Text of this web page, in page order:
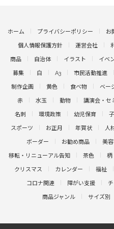
ホーム プライバシーポリシー お
個人情報保護方針 運営会社
商品 自治体 イラスト イベ
募集 白 A3 市民活動推進
制作企画 黄色 食べ物 ベー
赤 水玉 動物 講演会・セ
名刺 環境政策 幼児保育
スポーツ お正月 年賀状 人
ボーダー お勧め商品 美容
移転・リニューアル告知 茶色 柄
クリスマス カレンダー 福祉
コロナ関連 障がい支援
商品ジャンル サイズ別